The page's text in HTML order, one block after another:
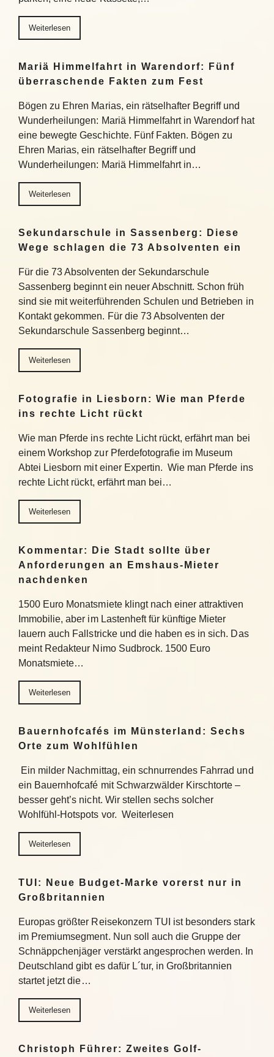
Weiterlesen
Mariä Himmelfahrt in Warendorf: Fünf
überraschende Fakten zum Fest
Bögen zu Ehren Marias, ein rätselhafter Begriff und
Wunderheilungen: Mariä Himmelfahrt in Warendorf hat
eine bewegte Geschichte. Fünf Fakten. Bögen zu
Ehren Marias, ein rätselhafter Begriff und
Wunderheilungen: Mariä Himmelfahrt in…
Weiterlesen
Sekundarschule in Sassenberg: Diese
Wege schlagen die 73 Absolventen ein
Für die 73 Absolventen der Sekundarschule
Sassenberg beginnt ein neuer Abschnitt. Schon früh
sind sie mit weiterführenden Schulen und Betrieben in
Kontakt gekommen. Für die 73 Absolventen der
Sekundarschule Sassenberg beginnt…
Weiterlesen
Fotografie in Liesborn: Wie man Pferde
ins rechte Licht rückt
Wie man Pferde ins rechte Licht rückt, erfährt man bei
einem Workshop zur Pferdefotografie im Museum
Abtei Liesborn mit einer Expertin. Wie man Pferde ins
rechte Licht rückt, erfährt man bei…
Weiterlesen
Kommentar: Die Stadt sollte über
Anforderungen an Emshaus-Mieter
nachdenken
1500 Euro Monatsmiete klingt nach einer attraktiven
Immobilie, aber im Lastenheft für künftige Mieter
lauern auch Fallstricke und die haben es in sich. Das
meint Redakteur Nimo Sudbrock. 1500 Euro
Monatsmiete…
Weiterlesen
Bauernhofcafés im Münsterland: Sechs
Orte zum Wohlfühlen
Ein milder Nachmittag, ein schnurrendes Fahrrad und
ein Bauernhofcafé mit Schwarzwälder Kirschtorte –
besser geht’s nicht. Wir stellen sechs solcher
Wohlfühl-Hotspots vor. Weiterlesen
Weiterlesen
TUI: Neue Budget-Marke vorerst nur in
Großbritannien
Europas größter Reisekonzern TUI ist besonders stark
im Premiumsegment. Nun soll auch die Gruppe der
Schnäppchenjäger verstärkt angesprochen werden. In
Deutschland gibt es dafür L´tur, in Großbritannien
startet jetzt die…
Weiterlesen
Christoph Führer: Zweites Golf-